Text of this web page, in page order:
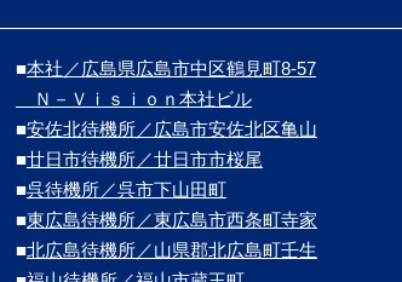
■本社／広島県広島市中区鶴見町8-57
Ｎ－Ｖｉｓｉｏｎ本社ビル
■安佐北待機所／広島市安佐北区亀山
■廿日市待機所／廿日市市桜尾
■呉待機所／呉市下山田町
■東広島待機所／東広島市西条町寺家
■北広島待機所／山県郡北広島町壬生